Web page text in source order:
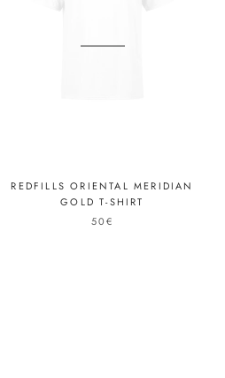
REDFILLS ORIENTAL MERIDIAN
GOLD T-SHIRT
50€